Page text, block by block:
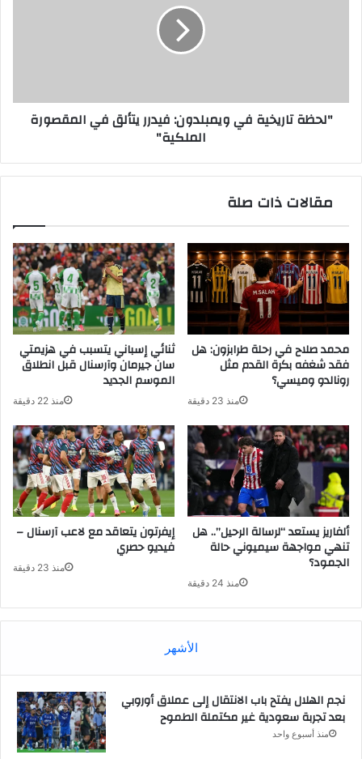
الملكية"
"لحظة تاريخية في ويمبلدون: فيدرر يتألق في المقصورة
الملكية"
مقالات ذات صلة
ثنائي إسباني يتسبب في هزيمتي
سان جيرمان وآرسنال قبل انطلاق
الموسم الجديد
منذ 22 دقيقة
محمد صلاح في رحلة طرابزون: هل
فقد شغفه بكرة القدم مثل
رونالدو وميسي؟
منذ 23 دقيقة
إيفرتون يتعاقد مع لاعب آرسنال –
فيديو حصري
منذ 23 دقيقة
ألفاريز يستعد “لرسالة الرحيل”.. هل
تنهي مواجهة سيميوني حالة
الجمود؟
منذ 24 دقيقة
الأشهر
نجم الهلال يفتح باب الانتقال إلى عملاق أوروبي
بعد تجربة سعودية غير مكتملة الطموح
منذ أسبوع واحد